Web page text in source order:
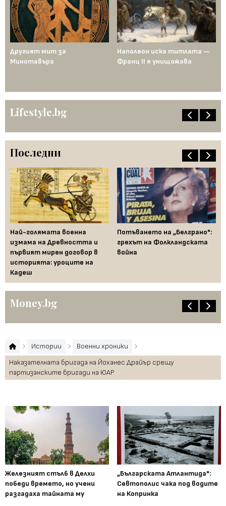
Другият мит за
Минотавъра
Наполеон иска титлата —
Франц II я унищожава
Lifestyle.bg
Последни
Най-голямата военна
измама на Древността и
първият мирен договор в
историята: уроците на
Кадеш
Потъването на „Белграно":
грехът на Фолкландската
война
Money.bg
Истории
Военни хроники
Наказателната бригада на Йоханес Драйър срещу
партизанските бригади на ЮАР
Железният стълб в Делхи
победи времето, но учени
разгадаха тайната му
„Българската Атлантида":
Севтополис чака под водите
на Копринка